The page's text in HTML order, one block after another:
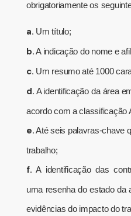
obrigatoriamente os
a. Um título;
b.A indicação do nome e
c. Um resumo até 1000
d. A identificação da área
acordo com a classificação
e.Até seis palavras-chave
trabalho;
f. A identificação das
uma resenha do estado da
evidências do impacto do